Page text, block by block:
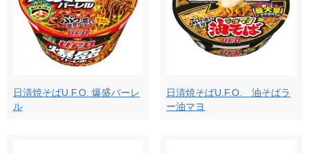
日清焼そばU.F.O. 爆盛バーレ
ル
日清焼そばU.F.O. 油そばラ
ー油マヨ